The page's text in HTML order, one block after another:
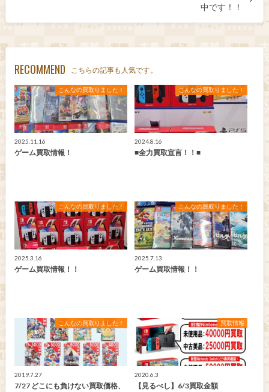
中です！！
RECOMMEND こちらの記事も人気です。
こんなの買取りました！
2025.11.16
ゲーム買取情報！
こんなの買取りました！
2024.8.16
■全力買取宣言！！■
こんなの買取りました！
2025.3.16
ゲーム買取情報！！
こんなの買取りました！
2025.7.13
ゲーム買取情報！！
こんなの買取りました！
2019.7.27
7/27 どこにも負けない買取価格、
買取情報
2020.6.3
【見るべし】6/3買取金額